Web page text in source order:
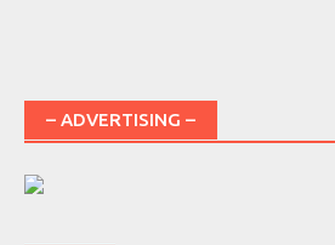
– ADVERTISING –